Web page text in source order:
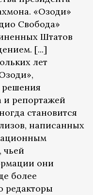
«Озоди»
Свобода»
Штатов
[...]
лет
и репортажей
становится
написанных
чьей
они
более
редакторы